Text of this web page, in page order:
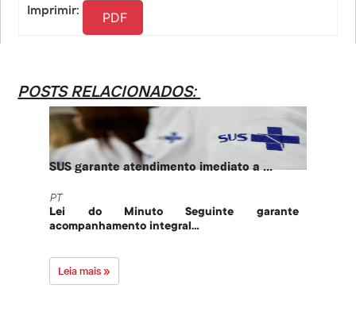
Imprimir: PDF
POSTS RELACIONADOS:
SUS garante atendimento imediato a ...
PT
Lei do Minuto Seguinte garante
acompanhamento integral...
Leia mais »